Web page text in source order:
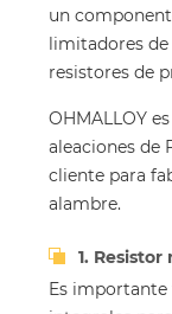
un
limitadores de
resistores de
OHMALLOY
aleaciones de
cliente para
alambre.
1.
Es importante